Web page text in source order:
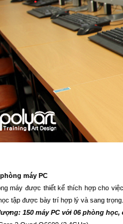
máy PC
máy được thiết kế thích hợp cho
tập được bày trí hợp lý và sang trọng.
150 máy PC với 06 phòng